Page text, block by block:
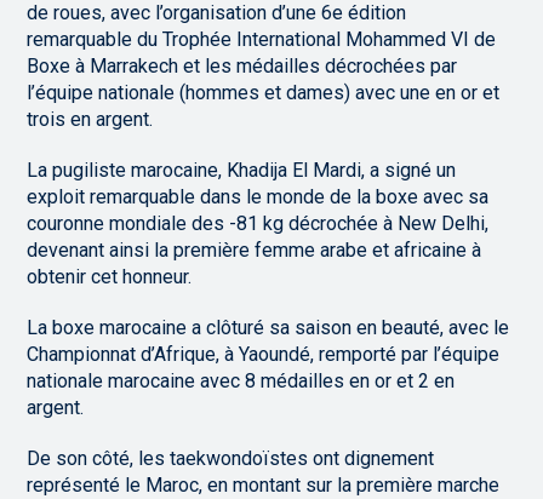
de roues, avec l’organisation d’une 6e édition
remarquable du Trophée International Mohammed VI de
Boxe à Marrakech et les médailles décrochées par
l’équipe nationale (hommes et dames) avec une en or et
trois en argent.
La pugiliste marocaine, Khadija El Mardi, a signé un
exploit remarquable dans le monde de la boxe avec sa
couronne mondiale des -81 kg décrochée à New Delhi,
devenant ainsi la première femme arabe et africaine à
obtenir cet honneur.
La boxe marocaine a clôturé sa saison en beauté, avec le
Championnat d’Afrique, à Yaoundé, remporté par l’équipe
nationale marocaine avec 8 médailles en or et 2 en
argent.
De son côté, les taekwondoïstes ont dignement
représenté le Maroc, en montant sur la première marche